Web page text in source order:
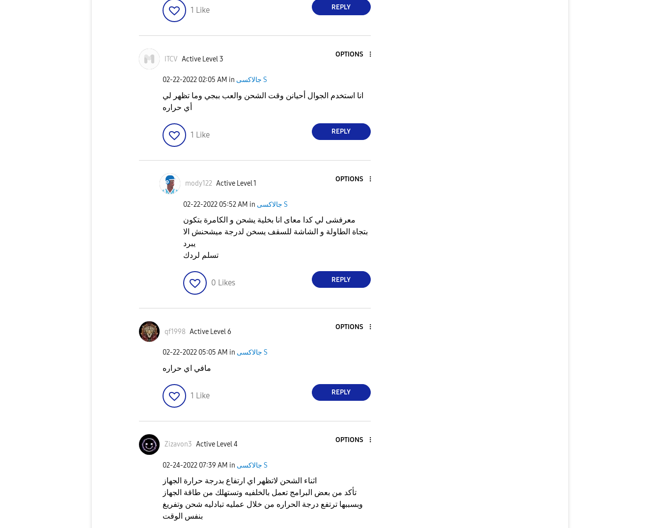
1 Like REPLY
ITCV Active Level 3
OPTIONS
‎02-22-2022 02:05 AM in جالاكسى S
انا استخدم الجوال أحيانن وقت الشحن والعب ببجي وما تظهر لي
أي حراره
1 Like REPLY
mody122 Active Level 1
OPTIONS
‎02-22-2022 05:52 AM in جالاكسى S
معرفشى لي كدا معاى انا بخلية يشحن و الكامرة بتكون
بتجاة الطاولة و الشاشة للسقف يسخن لدرجة ميشحنش الا
يبرد
تسلم لردك
0 Likes REPLY
qf1998 Active Level 6
OPTIONS
‎02-22-2022 05:05 AM in جالاكسى S
مافي اي حراره
1 Like REPLY
Zizavon3 Active Level 4
OPTIONS
‎02-24-2022 07:39 AM in جالاكسى S
اثناء الشحن لاتظهر اي ارتفاع بدرجة حرارة الجهاز
تأكد من بعض البرامج تعمل بالخلفيه وتستهلك من طاقة الجهاز
وبسببها ترتفع درجة الحراره من خلال عمليه تبادليه شحن وتفريغ
بنفس الوقت